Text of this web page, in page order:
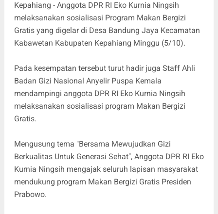
Kepahiang - Anggota DPR RI Eko Kurnia Ningsih
melaksanakan sosialisasi Program Makan Bergizi
Gratis yang digelar di Desa Bandung Jaya Kecamatan
Kabawetan Kabupaten Kepahiang Minggu (5/10).
Pada kesempatan tersebut turut hadir juga Staff Ahli
Badan Gizi Nasional Anyelir Puspa Kemala
mendampingi anggota DPR RI Eko Kurnia Ningsih
melaksanakan sosialisasi program Makan Bergizi
Gratis.
Mengusung tema "Bersama Mewujudkan Gizi
Berkualitas Untuk Generasi Sehat", Anggota DPR RI Eko
Kurnia Ningsih mengajak seluruh lapisan masyarakat
mendukung program Makan Bergizi Gratis Presiden
Prabowo.